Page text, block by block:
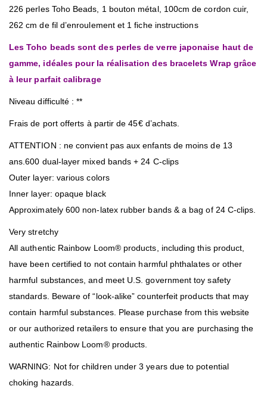
226 perles Toho Beads, 1 bouton métal, 100cm de cordon cuir,
262 cm de fil d’enroulement et 1 fiche instructions
Les Toho beads sont des perles de verre japonaise haut de
gamme, idéales pour la réalisation des bracelets Wrap grâce
à leur parfait calibrage
Niveau difficulté : **
Frais de port offerts à partir de 45€ d’achats.
ATTENTION : ne convient pas aux enfants de moins de 13
ans.600 dual-layer mixed bands + 24 C-clips
Outer layer: various colors
Inner layer: opaque black
Approximately 600 non-latex rubber bands & a bag of 24 C-clips.
Very stretchy
All authentic Rainbow Loom® products, including this product,
have been certified to not contain harmful phthalates or other
harmful substances, and meet U.S. government toy safety
standards. Beware of “look-alike” counterfeit products that may
contain harmful substances. Please purchase from this website
or our authorized retailers to ensure that you are purchasing the
authentic Rainbow Loom® products.
WARNING: Not for children under 3 years due to potential
choking hazards.